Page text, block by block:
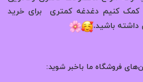
کمک کنیم دغدغه کمتری برای خرید
داشته باشید.
فروشگاه ما باخبر شوید: